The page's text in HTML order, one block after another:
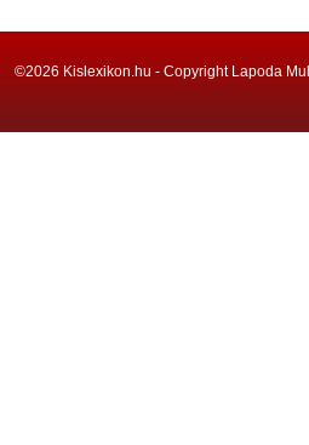
©2026 Kislexikon.hu - Copyright Lapoda